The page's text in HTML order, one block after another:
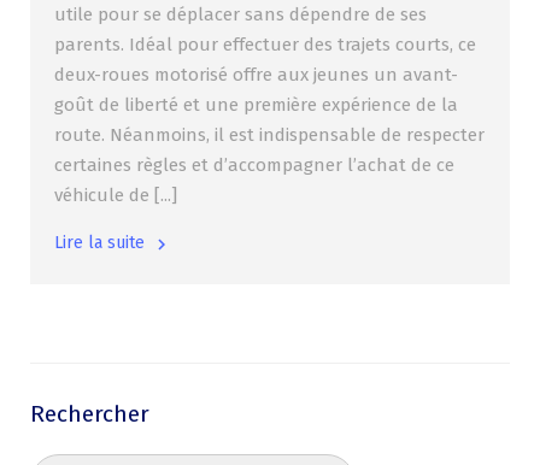
utile pour se déplacer sans dépendre de ses
parents. Idéal pour effectuer des trajets courts, ce
deux-roues motorisé offre aux jeunes un avant-
goût de liberté et une première expérience de la
route. Néanmoins, il est indispensable de respecter
certaines règles et d’accompagner l’achat de ce
véhicule de [...]
Lire la suite
Rechercher